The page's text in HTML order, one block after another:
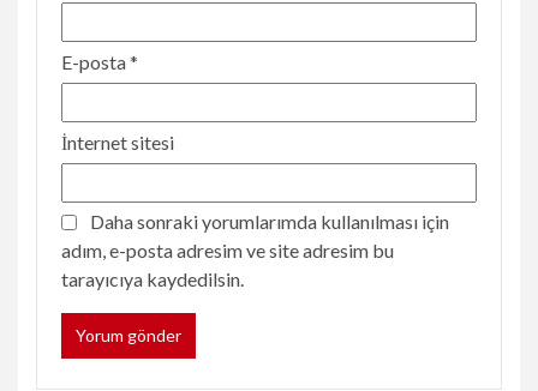
E-posta*
İnternet sitesi
Daha sonraki yorumlarımda kullanılması için
adım, e-posta adresim ve site adresim bu
tarayıcıya kaydedilsin.